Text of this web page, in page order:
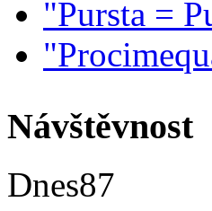
"Pursta =
Návštěvnost
Dnes87